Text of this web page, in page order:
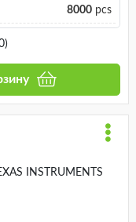
8000pcs
INSTRUMENTS